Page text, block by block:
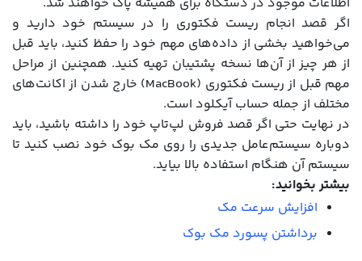
اگر قصد انجام ریست فکتوری را در سیستم خود دارید و
می‌خواهید بخشی از داده‌های مهم خود را حفظ کنید، باید قبل
از هر چیز از آن‌ها نسخه پشتیبان تهیه کنید. همچنین از مراحل
مهم قبل از ریست فکتوری (MacBook) خارج شدن از اکانت‌های
مختلف از جمله حساب آیکلود است.
در نهایت حتی اگر قصد فروش لپ‌تاپ خود را داشته باشید، باید
دوباره سیستم‌عامل جدیدی را روی مک بوک خود نصب کنید تا
سیستم آن هنگام استفاده بالا بیاید.
بیشتر بخوانید:
افزایش سرعت مک
برداشتن پسورد مک بوک